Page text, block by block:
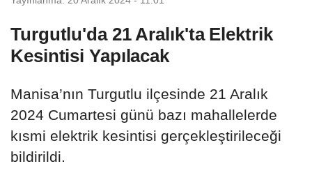
Turgutlu'da 21 Aralık'ta Elektrik
Kesintisi Yapılacak
Manisa’nın Turgutlu ilçesinde 21 Aralık
2024 Cumartesi günü bazı mahallelerde
kısmi elektrik kesintisi gerçekleştirileceği
bildirildi.